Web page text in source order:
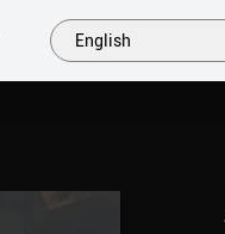
COLECCIONES TOP
English